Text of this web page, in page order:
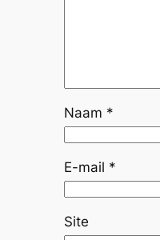
Naam *
E-mail *
Site